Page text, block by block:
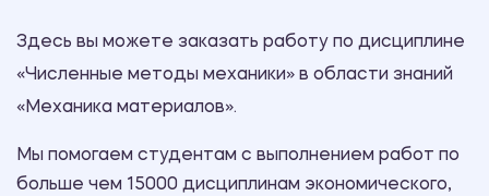
Здесь вы можете заказать работу по дисциплине
«Численные методы механики» в области знаний
«Механика материалов».
Мы помогаем студентам с выполнением работ по
больше чем 15000 дисциплинам экономического,